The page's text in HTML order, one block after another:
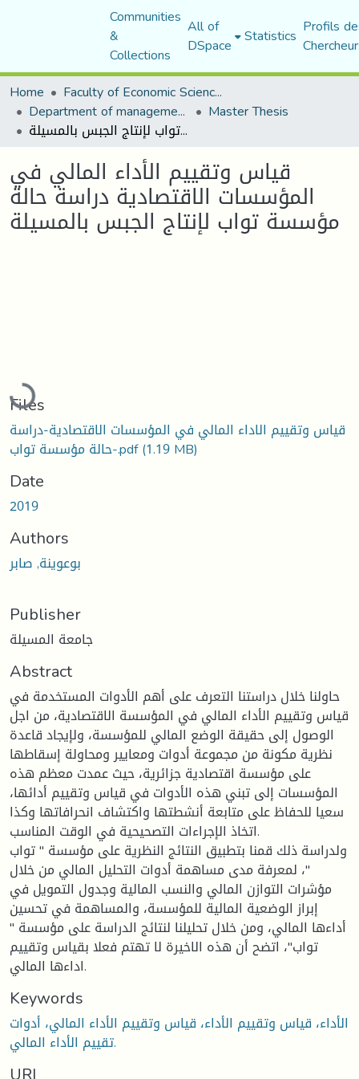
Communities
&
Collections
All of
DSpace Statistics Profils
Home
Faculty of Economic Sciences, Commerce and Management Sciences
Department of management sciences Master Thesis
قياس وتقييم الأداء المالي في المؤسسات الاقتصادية دراسة حالة مؤسسة تواب لإنتاج الجبس بالمسيلة
قياس وتقييم الأداء المالي في
المؤسسات الاقتصادية دراسة حالة
مؤسسة تواب لإنتاج الجبس بالمسيلة
Loading...
Files
قياس وتقييم الاداء المالي في المؤسسات الاقتصادية-دراسة
حالة مؤسسة تواب-.pdf(1.19 MB)
Date
2019
Authors
بوعوينة, صابر
Publisher
جامعة المسيلة
Abstract
حاولنا خلال دراستنا التعرف على أهم الأدوات المستخدمة في
قياس وتقييم الأداء المالي في المؤسسة الاقتصادية، من اجل
الوصول إلى حقيقة الوضع المالي للمؤسسة، ولإيجاد قاعدة
نظرية مكونة من مجموعة أدوات ومعايير ومحاولة إسقاطها
على مؤسسة اقتصادية جزائرية، حيث عمدت معظم هذه
المؤسسات إلى تبني هذه الأدوات في قياس وتقييم أدائها،
سعيا للحفاظ على متابعة أنشطتها واكتشاف انحرافاتها وكذا
اتخاذ الإجراءات التصحيحية في الوقت المناسب.
ولدراسة ذلك قمنا بتطبيق النتائج النظرية على مؤسسة " تواب
"، لمعرفة مدى مساهمة أدوات التحليل المالي من خلال
مؤشرات التوازن المالي والنسب المالية وجدول التمويل في
إبراز الوضعية المالية للمؤسسة، والمساهمة في تحسين
أداءها المالي، ومن خلال تحليلنا لنتائج الدراسة على مؤسسة "
تواب"، اتضح أن هذه الاخيرة لا تهتم فعلا بقياس وتقييم
اداءها المالي.
Keywords
الأداء، قياس وتقييم الأداء، قياس وتقييم الأداء المالي، أدوات
تقييم الأداء المالي.